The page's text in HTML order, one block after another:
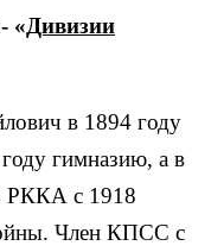
«Дивизии
в 1894 году
гимназию, а в
РККА с 1918
Член КПСС с